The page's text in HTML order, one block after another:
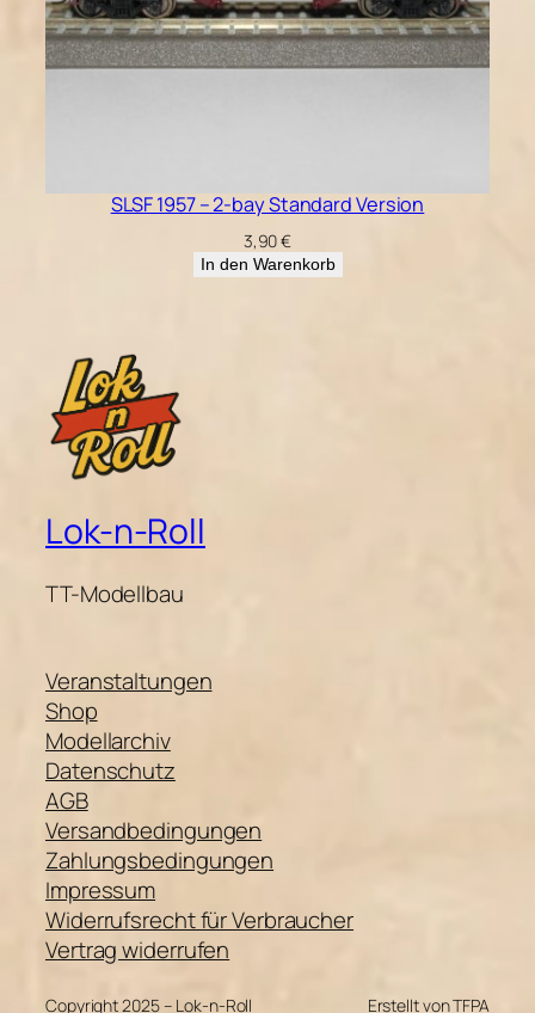
SLSF 1957 – 2-bay Standard Version
3,90€
In den Warenkorb
Lok-n-Roll
TT-Modellbau
Veranstaltungen
Shop
Modellarchiv
Datenschutz
AGB
Versandbedingungen
Zahlungsbedingungen
Impressum
Widerrufsrecht für Verbraucher
Vertrag widerrufen
Copyright 2025 – Lok-n-Roll Erstellt von TFPA